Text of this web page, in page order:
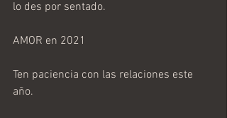
lo des por sentado.
AMOR en 2021
Ten paciencia con las relaciones este
año.